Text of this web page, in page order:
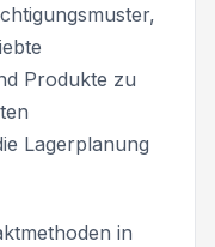
Produkte zu
Lagerplanung
in